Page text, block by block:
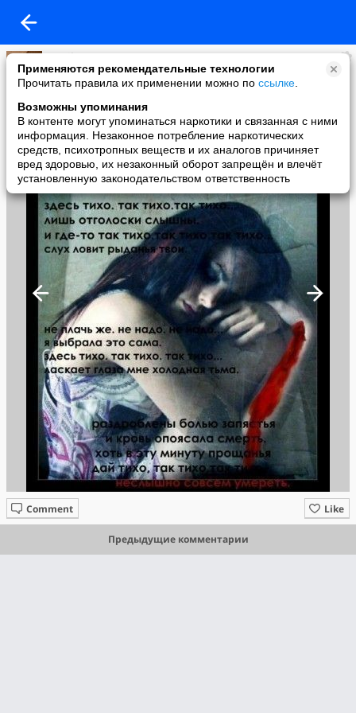
Применяются рекомендательные технологии
Прочитать правила их применении можно по ссылке
Возможны упоминания
В контенте могут упоминаться наркотики и связанная с ними
информация. Незаконное потребление наркотических
средств, психотропных веществ и их аналогов причиняет
вред здоровью, их незаконный оборот запрещён и влечёт
установленную законодательством ответственность
Magik
added a photo
13 Jun в 18:28
Like
Comment
Предыдущие комментарии